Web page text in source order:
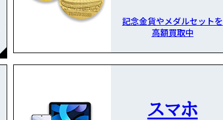
記念金貨やメダルセットを
高額買取中
スマホ